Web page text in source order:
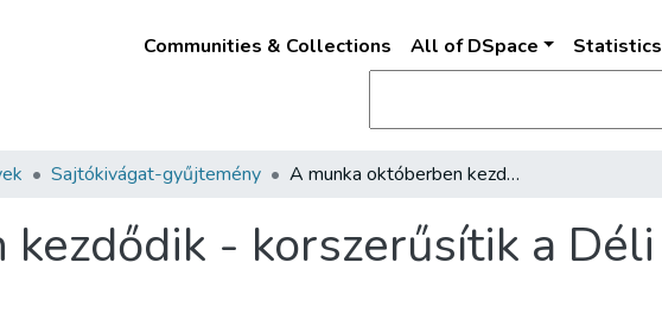
Communities & Collections All of DSpace Statistics
Sajtókivágat-gyűjtemény A munka októberben kezdődik - korszerűsítik a Déli pályaudvart
- korszerűsítik a Déli